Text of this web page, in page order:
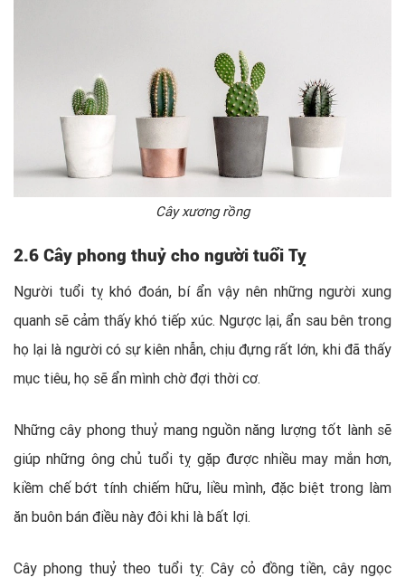
Cây xương rồng
2.6 Cây phong thuỷ cho người tuổi Tỵ
Người tuổi tỵ khó đoán, bí ẩn vậy nên những người xung
quanh sẽ cảm thấy khó tiếp xúc. Ngược lại, ẩn sau bên trong
họ lại là người có sự kiên nhẫn, chịu đựng rất lớn, khi đã thấy
mục tiêu, họ sẽ ẩn mình chờ đợi thời cơ.
Những cây phong thuỷ mang nguồn năng lượng tốt lành sẽ
giúp những ông chủ tuổi tỵ gặp được nhiều may mắn hơn,
kiềm chế bớt tính chiếm hữu, liều mình, đặc biệt trong làm
ăn buôn bán điều này đôi khi là bất lợi.
Cây phong thuỷ theo tuổi tỵ: Cây cỏ đồng tiền, cây ngọc